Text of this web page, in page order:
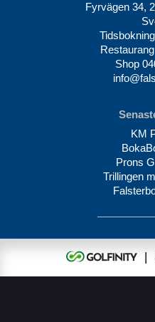
Fyrvägen 34,
Shop
KM
Prons
Trillingen
|